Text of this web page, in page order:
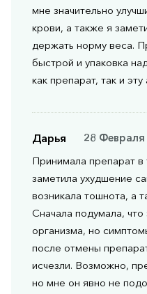
мне значительно
крови, а также я
держать норму веса.
быстрой и упаковка
как препарат, так и эту
Дарья
28
Принимала препарат в
заметила ухудшение
возникала тошнота, а
Сначала подумала,
организма, но
после отмены
исчезли. Возможно,
но мне он явно не